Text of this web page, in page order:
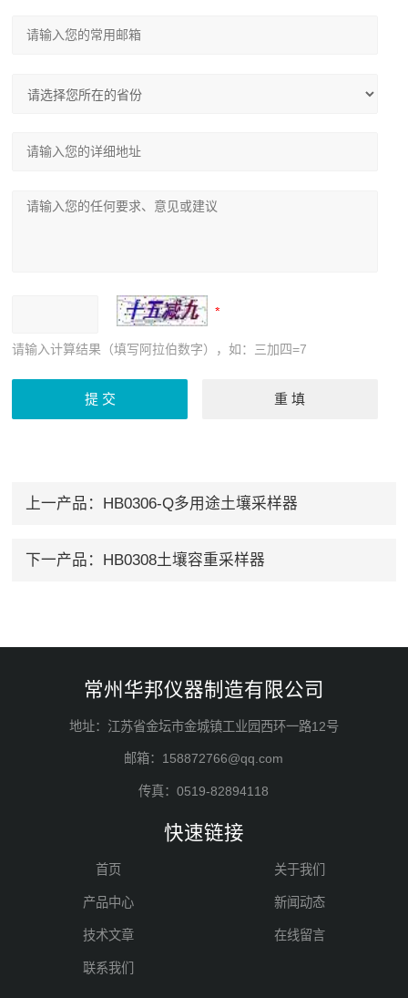
请输入计算结果（填写阿拉伯数字），如：三加四=7
上一产品： HB0306-Q多用途土壤采样器
下一产品： HB0308土壤容重采样器
常州华邦仪器制造有限公司
地址：江苏省金坛市金城镇工业园西环一路12号
邮箱：158872766@qq.com
传真：0519-82894118
快速链接
首页 关于我们
产品中心 新闻动态
技术文章 在线留言
联系我们